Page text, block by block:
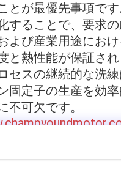
械
ッシングマシン
張装置
機
とが最優先事項で
することで、要求
よび産業用途にお
と熱性能が保証され
セスの継続的な洗
固定子の生産を効
不可欠です。